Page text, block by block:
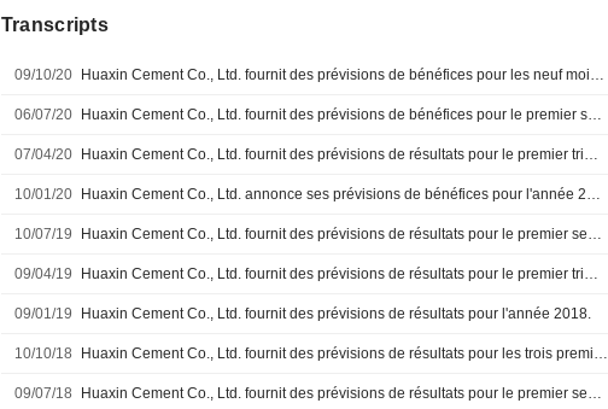
Transcripts
09/10/20 Huaxin Cement Co., Ltd. fournit des prévisions de bénéfices pour les neuf mois de 2020
06/07/20 Huaxin Cement Co., Ltd. fournit des prévisions de bénéfices pour le premier semestre de 2020
07/04/20 Huaxin Cement Co., Ltd. fournit des prévisions de résultats pour le premier trimestre de 2020
10/01/20 Huaxin Cement Co., Ltd. annonce ses prévisions de bénéfices pour l'année 2019.
10/07/19 Huaxin Cement Co., Ltd. fournit des prévisions de résultats pour le premier semestre 2019.
09/04/19 Huaxin Cement Co., Ltd. fournit des prévisions de résultats pour le premier trimestre de 2019.
09/01/19 Huaxin Cement Co., Ltd. fournit des prévisions de résultats pour l'année 2018.
10/10/18 Huaxin Cement Co., Ltd. fournit des prévisions de résultats pour les trois premiers trimestres de 2018.
09/07/18 Huaxin Cement Co., Ltd. fournit des prévisions de résultats pour le premier semestre 2018.